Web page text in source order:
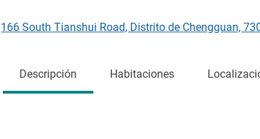
166 South Tianshui Road, Distrito de Chengguan,
Descripción Habitaciones